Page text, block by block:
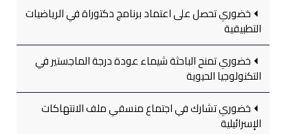
خضوري تحصل على اعتماد برنامج دكتوراة في الرياضيات
التطبيقية
خضوري تمنح الباحثة شيماء عودة درجة الماجستير في
التكنولوجيا الحيوية
خضوري تشارك في اجتماع منسقي ملف الانتهاكات
الإسرائيلية